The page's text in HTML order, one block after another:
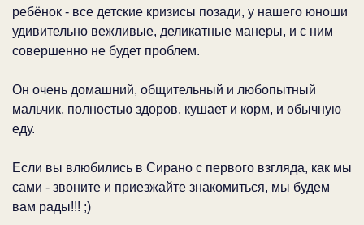
ребёнок - все детские кризисы позади, у нашего юноши
удивительно вежливые, деликатные манеры, и с ним
совершенно не будет проблем.
Он очень домашний, общительный и любопытный
мальчик, полностью здоров, кушает и корм, и обычную
еду.
Если вы влюбились в Сирано с первого взгляда, как мы
сами - звоните и приезжайте знакомиться, мы будем
вам рады!!! ;)